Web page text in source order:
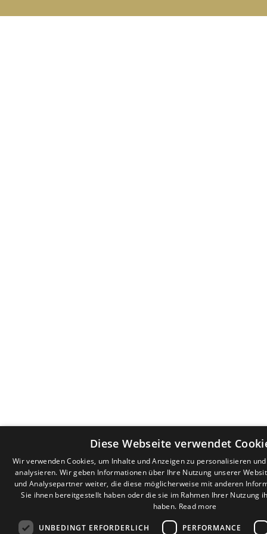
Diese Webseite verwendet
Wir verwenden Cookies, um Inhalte und Anzeigen zu personalisieren
analysieren. Wir geben Informationen über Ihre Nutzung unserer
und Analysepartner weiter, die diese möglicherweise mit anderen
Sie ihnen bereitgestellt haben oder die sie im Rahmen Ihrer Nutzung
haben. Read more
UNBEDINGT ERFORDERLICH PERFORMANCE